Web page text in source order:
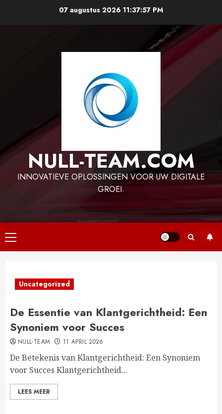
07 augustus 2026 11:37:58 PM
NULL-TEAM.COM
INNOVATIEVE OPLOSSINGEN VOOR UW DIGITALE
GROEI.
Primair
menu
Uncategorized
De Essentie van Klantgerichtheid: Een
Synoniem voor Succes
NULL-TEAM 11 APRIL 2026
De Betekenis van Klantgerichtheid: Een Synoniem
voor Succes Klantgerichtheid...
LEES MEER